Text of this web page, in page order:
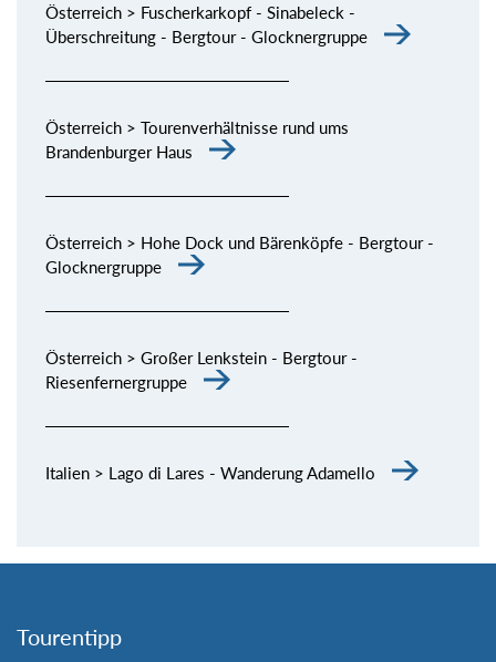
Österreich > Fuscherkarkopf - Sinabeleck -
Überschreitung - Bergtour - Glocknergruppe
Österreich > Tourenverhältnisse rund ums
Brandenburger Haus
Österreich > Hohe Dock und Bärenköpfe - Bergtour -
Glocknergruppe
Österreich > Großer Lenkstein - Bergtour -
Riesenfernergruppe
Italien > Lago di Lares - Wanderung Adamello
Tourentipp